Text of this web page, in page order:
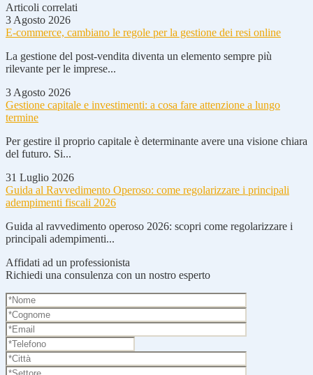
Articoli correlati
3 Agosto 2026
E-commerce, cambiano le regole per la gestione dei resi online
La gestione del post-vendita diventa un elemento sempre più
rilevante per le imprese...
3 Agosto 2026
Gestione capitale e investimenti: a cosa fare attenzione a lungo
termine
Per gestire il proprio capitale è determinante avere una visione chiara
del futuro. Si...
31 Luglio 2026
Guida al Ravvedimento Operoso: come regolarizzare i principali
adempimenti fiscali 2026
Guida al ravvedimento operoso 2026: scopri come regolarizzare i
principali adempimenti...
Affidati ad un professionista
Richiedi una consulenza con un nostro esperto